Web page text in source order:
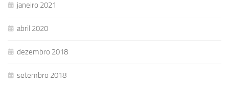
janeiro 2021
abril 2020
dezembro 2018
setembro 2018